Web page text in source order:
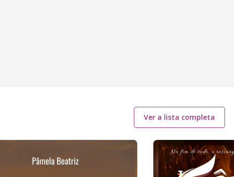
Ver a lista completa